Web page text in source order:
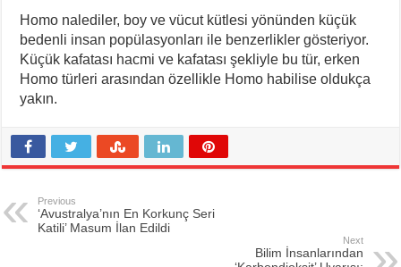
Homo nalediler, boy ve vücut kütlesi yönünden küçük
bedenli insan popülasyonları ile benzerlikler gösteriyor.
Küçük kafatası hacmi ve kafatası şekliyle bu tür, erken
Homo türleri arasından özellikle Homo habilise oldukça
yakın.
Previous
‘Avustralya’nın En Korkunç Seri
Katili’ Masum İlan Edildi
Next
Bilim İnsanlarından